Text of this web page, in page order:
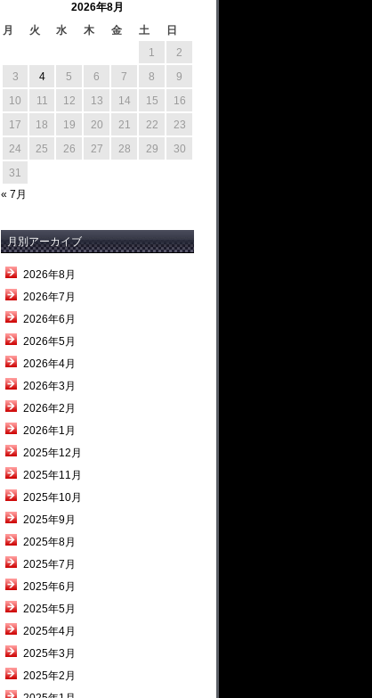
2026年8月
月
火 水 木 金 土
日
1
2
3
4 5 6 7 8
9
10
11 12 13 14 15
16
17
18 19 20 21 22
23
24
25 26 27 28 29
30
31
« 7月
月別アーカイブ
2026年8月
2026年7月
2026年6月
2026年5月
2026年4月
2026年3月
2026年2月
2026年1月
2025年12月
2025年11月
2025年10月
2025年9月
2025年8月
2025年7月
2025年6月
2025年5月
2025年4月
2025年3月
2025年2月